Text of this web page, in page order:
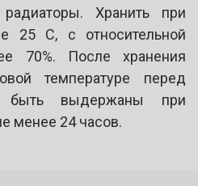
Хранить при
25 С, с относительной
70%. После хранения
температуре перед
выдержаны при
менее 24 часов.